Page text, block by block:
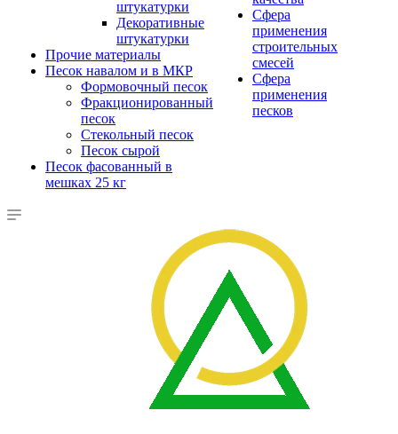
штукатурки
Декоративные
штукатурки
Прочие материалы
Песок навалом и в МКР
Формовочный песок
Фракционированный
песок
Стекольный песок
Песок сырой
Песок фасованный в
мешках 25 кг
Сфера
применения
строительных
смесей
Сфера
применения
песков